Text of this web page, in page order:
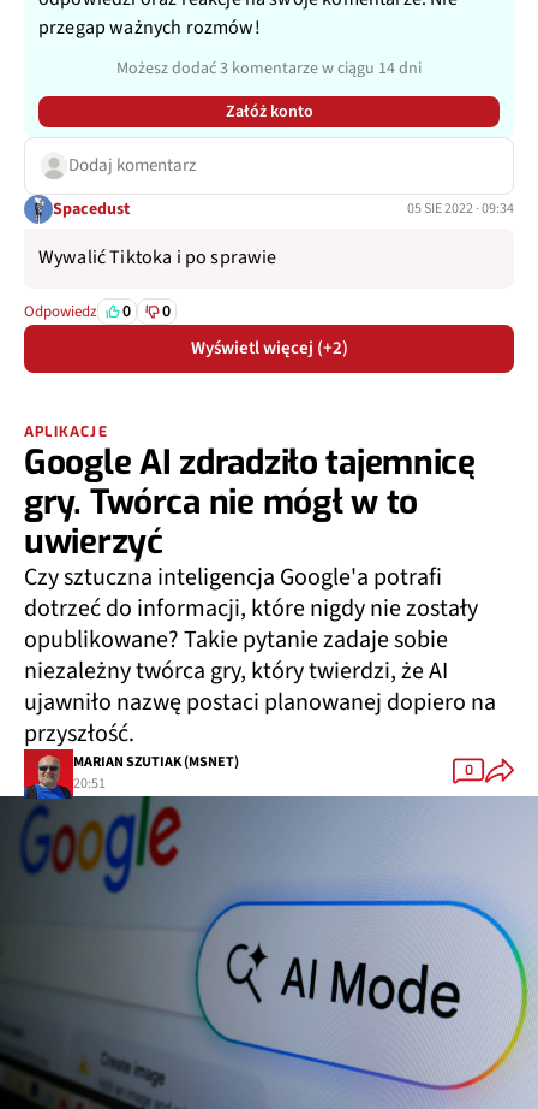
przegap ważnych rozmów!
Możesz dodać 3 komentarze w ciągu 14 dni
Załóż konto
Dodaj komentarz
Spacedust 05 SIE 2022 · 09:34
Wywalić Tiktoka i po sprawie
Odpowiedz 0 0
Wyświetl więcej (+2)
APLIKACJE
Google AI zdradziło tajemnicę
gry. Twórca nie mógł w to
uwierzyć
Czy sztuczna inteligencja Google'a potrafi
dotrzeć do informacji, które nigdy nie zostały
opublikowane? Takie pytanie zadaje sobie
niezależny twórca gry, który twierdzi, że AI
ujawniło nazwę postaci planowanej dopiero na
przyszłość.
MARIAN SZUTIAK (MSNET)
20:51
0